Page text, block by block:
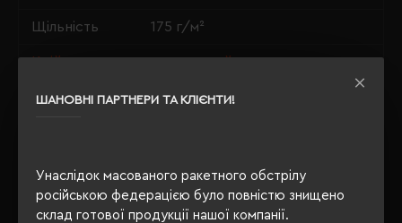
ШАНОВНІ ПАРТНЕРИ ТА КЛІЄНТИ!
Унаслідок масованого ракетного обстрілу
російською федерацією було повністю знищено
склад готової продукції нашої компанії.
Щільність 175 г/м²
Крій приталений
Розпакування
Ні
Сертифікація
Approved Vegan, Organic 100
content standard, Organic
blended content standard